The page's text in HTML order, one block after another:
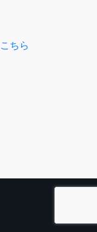
こちら